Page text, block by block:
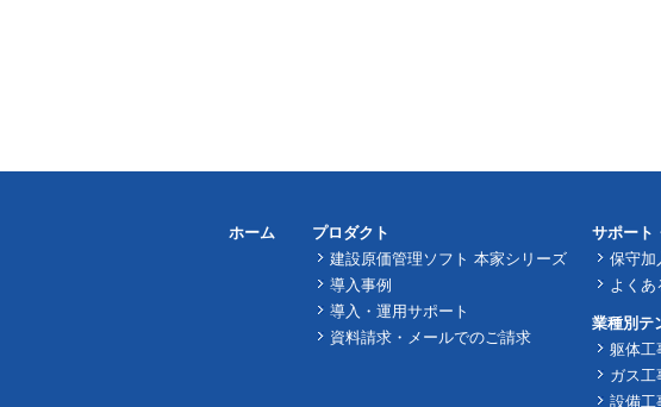
ホーム
プロダクト
建設原価管理ソフト 本家シリーズ
導入事例
導入・運用サポート
資料請求・メールでのご請求
サポート
保守加
よくあ
業種別テ
躯体工
ガス工
設備工